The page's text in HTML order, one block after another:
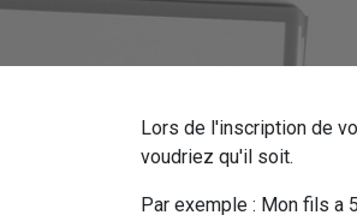
Lors de l'inscription de
voudriez qu'il soit.
Par exemple : Mon fils a